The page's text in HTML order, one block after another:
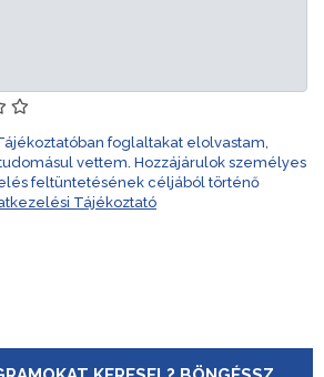
foglaltakat elolvastam,
vettem. Hozzájárulok személyes
feltüntetésének céljából történő
Tájékoztató